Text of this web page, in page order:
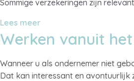
Sommige verzekeringen zijn
Lees meer
Werken vanuit
Wanneer u als ondernemer niet
Dat kan interessant en avontuurlijk